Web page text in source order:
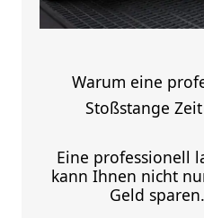
Warum eine
Stoßstange
Eine professionell
kann Ihnen nicht
Geld